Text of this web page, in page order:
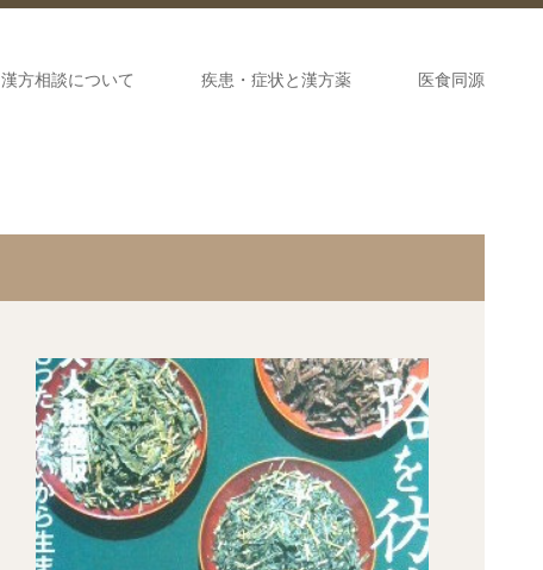
漢方相談について 疾患・症状と漢方薬 医食同源